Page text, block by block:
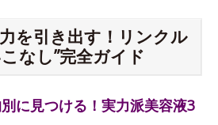
を引き出す！リンクル
なし”完全ガイド
に見つける！実力派美容液3